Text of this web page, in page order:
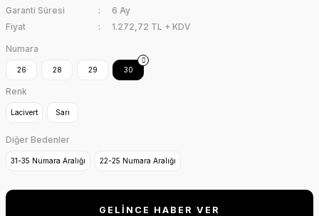
Garanti Süresi
6 Ay
Fiyat
1.272,72 TL + KDV
Numara
26 28 29 30
Renk
Lacivert Sarı
Diğer Bedenler
31-35 Numara Aralığı 22-25 Numara Aralığı
GELİNCE HABER VER